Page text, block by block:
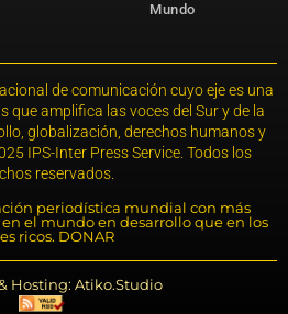
Mundo
de comunicación cuyo eje es una
que amplifica las voces del Sur y de la
globalización, derechos humanos y
IPS-Inter Press Service. Todos los
reservados.
periodística mundial con más
el mundo en desarrollo que en los
ricos. DONAR
Hosting: Atiko.Studio